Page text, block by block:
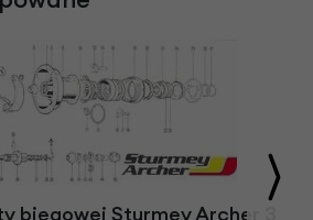
biegowej Sturmey Archer 3